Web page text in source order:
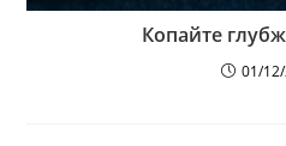
Копайте
01/